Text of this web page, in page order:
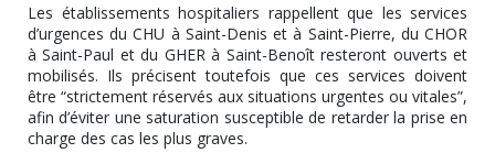
Les établissements hospitaliers rappellent que les services
d’urgences du CHU à Saint-Denis et à Saint-Pierre, du CHOR
à Saint-Paul et du GHER à Saint-Benoît resteront ouverts et
mobilisés. Ils précisent toutefois que ces services doivent
être “strictement réservés aux situations urgentes ou vitales”,
afin d’éviter une saturation susceptible de retarder la prise en
charge des cas les plus graves.